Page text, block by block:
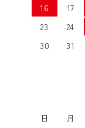
16
17
23
24
30
31
日 月